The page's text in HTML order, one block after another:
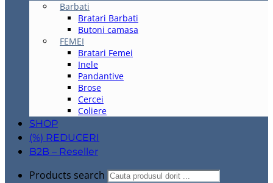
Barbati
Bratari Barbati
Butoni camasa
FEMEI
Bratari Femei
Inele
Pandantive
Brose
Cercei
Coliere
SHOP
(%) REDUCERI
B2B – Reseller
Products search